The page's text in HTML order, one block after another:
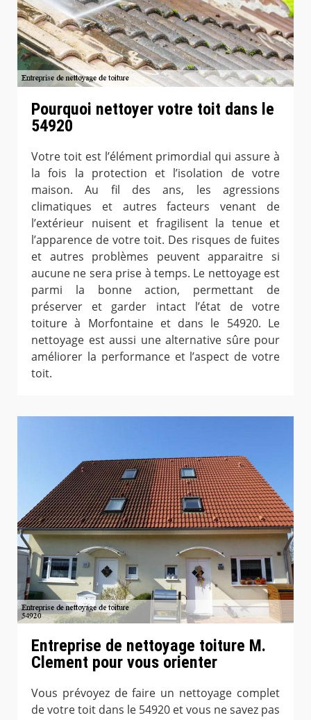
Pourquoi nettoyer votre toit dans le
54920
Votre toit est l’élément primordial qui assure à
la fois la protection et l’isolation de votre
maison. Au fil des ans, les agressions
climatiques et autres facteurs venant de
l’extérieur nuisent et fragilisent la tenue et
l’apparence de votre toit. Des risques de fuites
et autres problèmes peuvent apparaitre si
aucune ne sera prise à temps. Le nettoyage est
parmi la bonne action, permettant de
préserver et garder intact l’état de votre
toiture à Morfontaine et dans le 54920. Le
nettoyage est aussi une alternative sûre pour
améliorer la performance et l’aspect de votre
toit.
Entreprise de nettoyage toiture M.
Clement pour vous orienter
Vous prévoyez de faire un nettoyage complet
de votre toit dans le 54920 et vous ne savez pas